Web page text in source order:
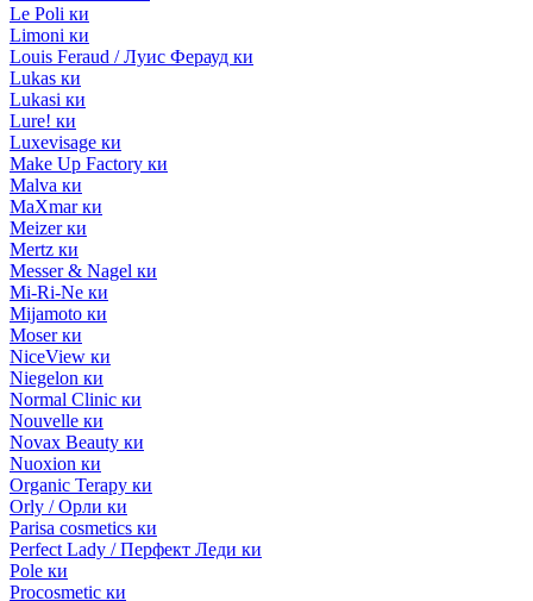
Le Poli ки
Limoni ки
Louis Feraud / Луис Ферауд ки
Lukas ки
Lukasi ки
Lure! ки
Luxevisage ки
Make Up Factory ки
Malva ки
MaXmar ки
Meizer ки
Mertz ки
Messer & Nagel ки
Mi-Ri-Ne ки
Mijamoto ки
Moser ки
NiceView ки
Niegelon ки
Normal Clinic ки
Nouvelle ки
Novax Beauty ки
Nuoxion ки
Organic Terapy ки
Orly / Орли ки
Parisa cosmetics ки
Perfect Lady / Перфект Леди ки
Pole ки
Procosmetic ки